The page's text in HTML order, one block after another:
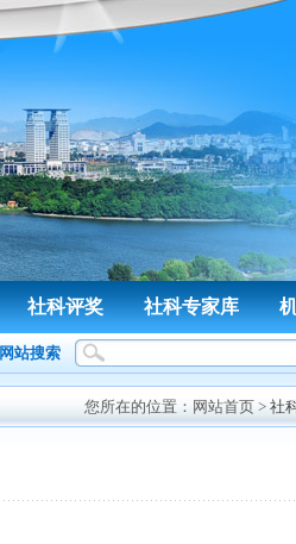
社科评奖 社科专家库
网站搜索
您所在的位置： 网站首页 > 社